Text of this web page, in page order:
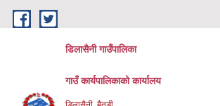
Skip to main content
डिलासैनी गाउँपालिका
गाउँ कार्यपालिकाको कार्यालय